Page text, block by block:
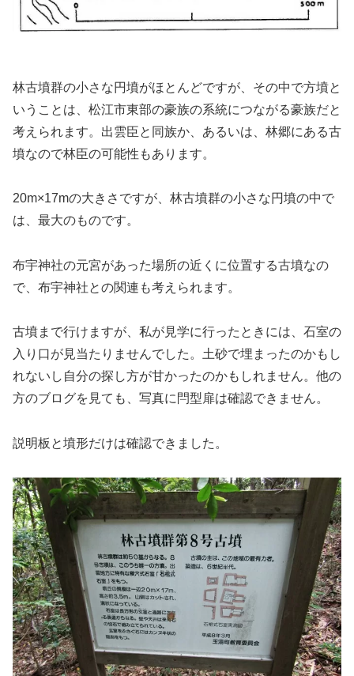
林古墳群の小さな円墳がほとんどですが、その中で方墳と
いうことは、松江市東部の豪族の系統につながる豪族だと
考えられます。出雲臣と同族か、あるいは、林郷にある古
墳なので林臣の可能性もあります。
20m×17mの大きさですが、林古墳群の小さな円墳の中で
は、最大のものです。
布宇神社の元宮があった場所の近くに位置する古墳なの
で、布宇神社との関連も考えられます。
古墳まで行けますが、私が見学に行ったときには、石室の
入り口が見当たりませんでした。土砂で埋まったのかもし
れないし自分の探し方が甘かったのかもしれません。他の
方のブログを見ても、写真に閂型扉は確認できません。
説明板と墳形だけは確認できました。